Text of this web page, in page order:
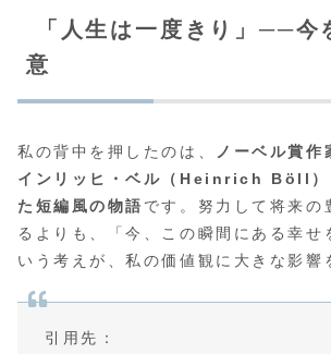
「人生は一度きり」──今
意
私の背中を押したのは、
ノーベル賞作
インリッヒ・ベル（Heinrich Böll）
た短編風の物語 です。努力して将来の
るよりも、「今、この瞬間にある幸せ
いう考えが、私の価値観に大きな影響
引用先：